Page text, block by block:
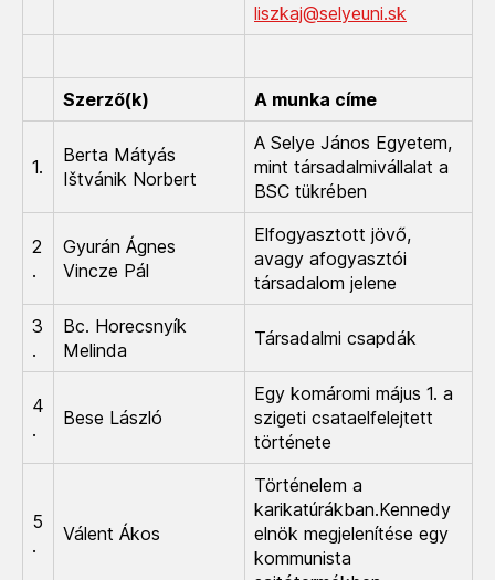
liszkaj@selyeuni.sk
Szerző(k) A munka címe
1.
Berta Mátyás
Ištvánik Norbert
A Selye János Egyetem,
mint társadalmivállalat a
BSC tükrében
2
.
Gyurán Ágnes
Vincze Pál
Elfogyasztott jövő,
avagy afogyasztói
társadalom jelene
3
.
Bc. Horecsnyík
Melinda
Társadalmi csapdák
4
.
Bese László
Egy komáromi május 1. a
szigeti csataelfelejtett
története
5
.
Válent Ákos
Történelem a
karikatúrákban.Kennedy
elnök megjelenítése egy
kommunista